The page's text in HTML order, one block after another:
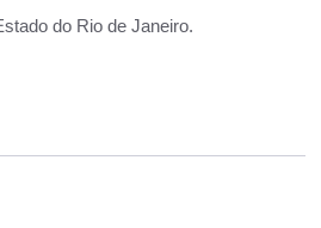
do Rio de Janeiro.